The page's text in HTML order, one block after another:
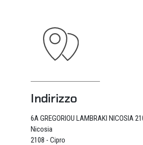
Indirizzo
6A GREGORIOU LAMBRAKI NICOSIA
Nicosia
2108 - Cipro